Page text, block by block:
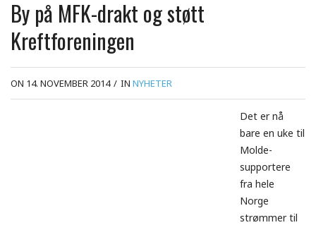
By på MFK-drakt og støtt
Kreftforeningen
ON 14. NOVEMBER 2014 / IN NYHETER
Det er nå
bare en uke til
Molde-
supportere
fra hele
Norge
strømmer til